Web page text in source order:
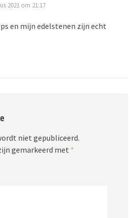
2021 om 21:17
en mijn edelstenen zijn echt
niet gepubliceerd.
gemarkeerd met *